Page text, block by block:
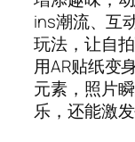
ins潮流、互
玩法，让自
用AR贴纸变
元素，照片
乐，还能激